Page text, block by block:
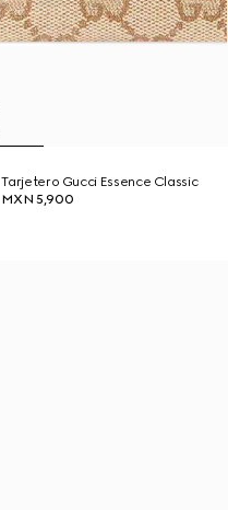
Tarjetero Gucci Essence Classic
MXN 5,900